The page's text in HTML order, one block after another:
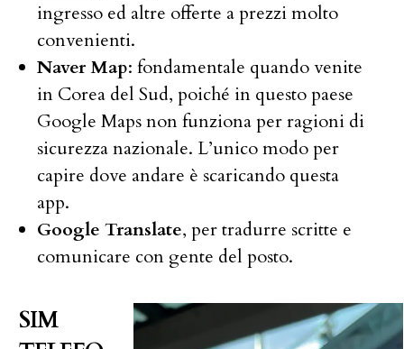
ingresso ed altre offerte a prezzi molto
convenienti.
Naver Map: fondamentale quando venite
in Corea del Sud, poiché in questo paese
Google Maps non funziona per ragioni di
sicurezza nazionale. L’unico modo per
capire dove andare è scaricando questa
app.
Google Translate, per tradurre scritte e
comunicare con gente del posto.
SIM